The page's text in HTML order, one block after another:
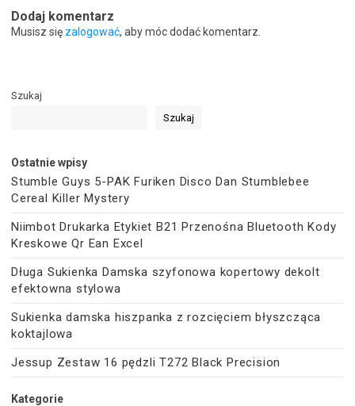
Dodaj komentarz
Musisz się zalogować, aby móc dodać komentarz.
Szukaj
Szukaj
Ostatnie wpisy
Stumble Guys 5-PAK Furiken Disco Dan Stumblebee
Cereal Killer Mystery
Niimbot Drukarka Etykiet B21 Przenośna Bluetooth Kody
Kreskowe Qr Ean Excel
Długa Sukienka Damska szyfonowa kopertowy dekolt
efektowna stylowa
Sukienka damska hiszpanka z rozcięciem błyszcząca
koktajlowa
Jessup Zestaw 16 pędzli T272 Black Precision
Kategorie